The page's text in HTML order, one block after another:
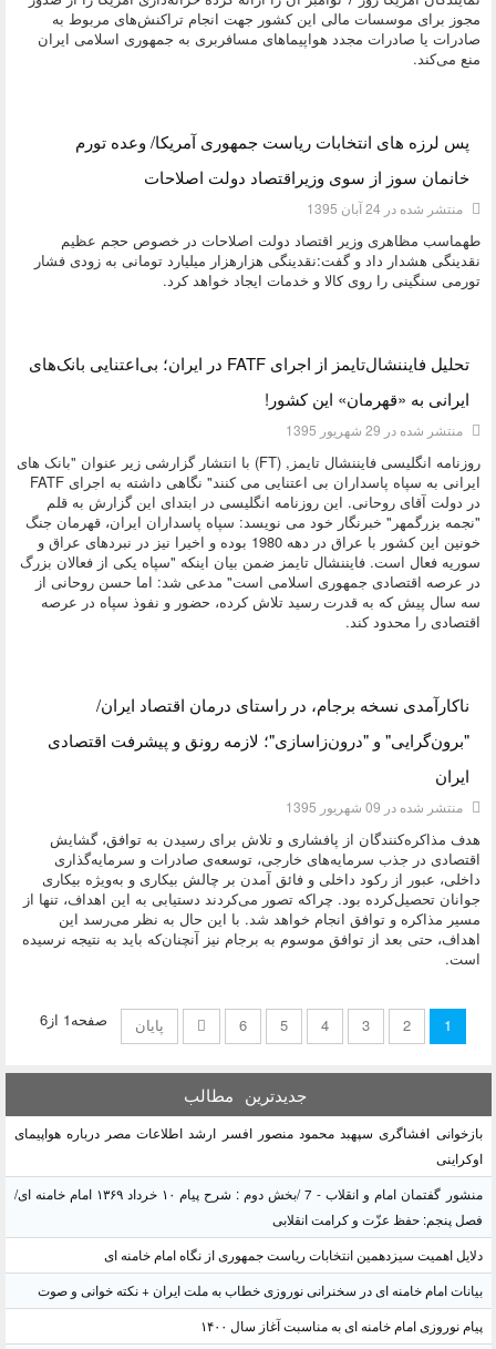
مجوز برای موسسات مالی این کشور جهت انجام تراکنش‌های مربوط به
صادرات یا صادرات مجدد هواپیماهای مسافربری به جمهوری اسلامی ایران
منع می‌کند.
پس لرزه های انتخابات ریاست جمهوری آمریکا/ وعده تورم
خانمان سوز از سوی وزیراقتصاد دولت اصلاحات
منتشر شده در 24 آبان 1395
طهماسب مظاهری وزیر اقتصاد دولت اصلاحات در خصوص حجم عظیم
نقدینگی هشدار داد و گفت:نقدینگی هزارهزار میلیارد ‌تومانی به زودی فشار
تورمی سنگینی را روی کالا و خدمات ایجاد خواهد کرد.
تحلیل فایننشال‌تایمز از اجرای FATF در ایران؛ بی‌اعتنایی بانک‌های
ایرانی به «قهرمان» این کشور!
منتشر شده در 29 شهریور 1395
روزنامه انگلیسی فایننشال تایمز, (FT) با انتشار گزارشی زیر عنوان "بانک های
ایرانی به سپاه پاسداران بی اعتنایی می کنند" نگاهی داشته به اجرای FATF
در دولت آقای روحانی. این روزنامه انگلیسی در ابتدای این گزارش به قلم
"نجمه بزرگمهر" خبرنگار خود می نویسد: سپاه پاسداران ایران، قهرمان جنگ
خونین این کشور با عراق در دهه 1980 بوده و اخیرا نیز در نبردهای عراق و
سوریه فعال است. فایننشال تایمز ضمن بیان اینکه "سپاه یکی از فعالان بزرگ
در عرصه اقتصادی جمهوری اسلامی است" مدعی شد: اما حسن روحانی از
سه سال پیش که به قدرت رسید تلاش کرده، حضور و نفوذ سپاه در عرصه
اقتصادی را محدود کند.
ناکارآمدی نسخه برجام، در راستای درمان اقتصاد ایران/
"برون‌گرایی" و "درون‌زاسازی"؛ لازمه رونق و پیشرفت اقتصادی
ایران
منتشر شده در 09 شهریور 1395
هدف مذاکره‌کنندگان از پافشاری و تلاش برای رسیدن به توافق، گشایش
اقتصادی در جذب سرمایه‌های خارجی، توسعه‌ی صادرات و سرمایه‌گذاری
داخلی، عبور از رکود داخلی و فائق آمدن بر چالش بیکاری و به‌ویژه بیکاری
جوانان تحصیل‌کرده بود. چراکه تصور می‌کردند دستیابی به این اهداف، تنها از
مسیر مذاکره و توافق انجام خواهد شد. با این حال به نظر می‌رسد این
اهداف، حتی بعد از توافق موسوم به برجام نیز آنچنان‌که باید به نتیجه نرسیده
است.
صفحه1 از6 1
2
3
4
5
6 پایان
جدیدترین مطالب
بازخوانی افشاگری سپهبد محمود منصور افسر ارشد اطلاعات مصر درباره هواپیمای
اوکراینی
منشور گفتمان امام و انقلاب - 7 /بخش دوم : شرح پیام ۱۰ خرداد ۱۳۶۹ امام خامنه ای/
فصل پنجم: حفظ عزّت و کرامت انقلابی
دلایل اهمیت سیزدهمین انتخابات ریاست جمهوری از نگاه امام خامنه ای
بیانات امام خامنه ای در سخنرانی نوروزی خطاب به ملت ایران + نکته خوانی و صوت
پیام نوروزی امام خامنه ای به مناسبت آغاز سال ۱۴۰۰